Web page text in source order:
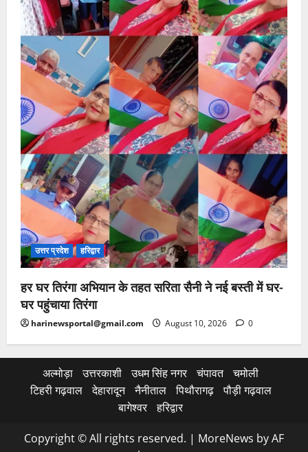
उत्तर प्रदेश हरिद्वार
हर घर तिरंगा अभियान के तहत सरिता सैनी ने नई बस्ती में घर-
घर पहुंचाया तिरंगा
harinewsportal@gmail.com August 10, 2026 0
अल्मोड़ा उत्तरकाशी उधम सिंह नगर चंपावत
चमोली
टिहरी गढ़वाल
देहारादून नैनीताल पिथौरागढ़
पौड़ी गढ़वाल
बागेश्वर
हरिद्वार
Copyright © All rights reserved. | MoreNews by AF